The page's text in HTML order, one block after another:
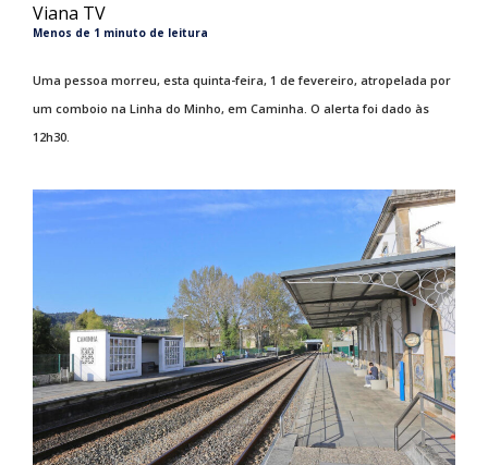
Viana TV
Menos de 1 minuto de leitura
Uma pessoa morreu, esta quinta-feira, 1 de fevereiro, atropelada por
um comboio na Linha do Minho, em Caminha. O alerta foi dado às
12h30.